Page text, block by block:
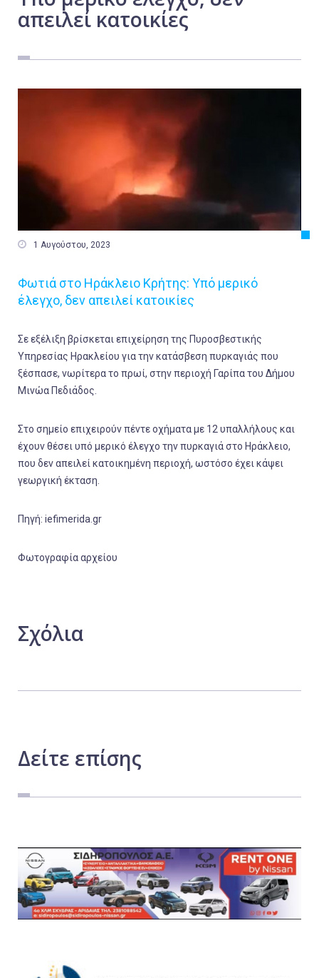
απειλεί κατοικίες
 1 Αυγούστου, 2023
Φωτιά στο Ηράκλειο Κρήτης: Υπό μερικό
έλεγχο, δεν απειλεί κατοικίες
Σε εξέλιξη βρίσκεται επιχείρηση της Πυροσβεστικής
Υπηρεσίας Ηρακλείου για την κατάσβεση πυρκαγιάς που
ξέσπασε, νωρίτερα το πρωί, στην περιοχή Γαρίπα του Δήμου
Μινώα Πεδιάδος.
Στο σημείο επιχειρούν πέντε οχήματα με 12 υπαλλήλους και
έχουν θέσει υπό μερικό έλεγχο την πυρκαγιά στο Ηράκλειο,
που δεν απειλεί κατοικημένη περιοχή, ωστόσο έχει κάψει
γεωργική έκταση.
Πηγή: iefimerida.gr
Φωτογραφία αρχείου
Σχόλια
Δείτε επίσης
Εργασία
Τοπικά
Αγροτικά
Οικονομία
Πολιτική
Αθλητικά
Αστυνομικό Δελτίο